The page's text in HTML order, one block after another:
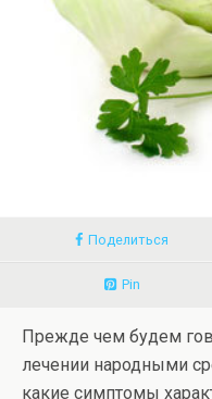
Поделиться
Pin
Прежде чем будем
лечении народными
какие симптомы